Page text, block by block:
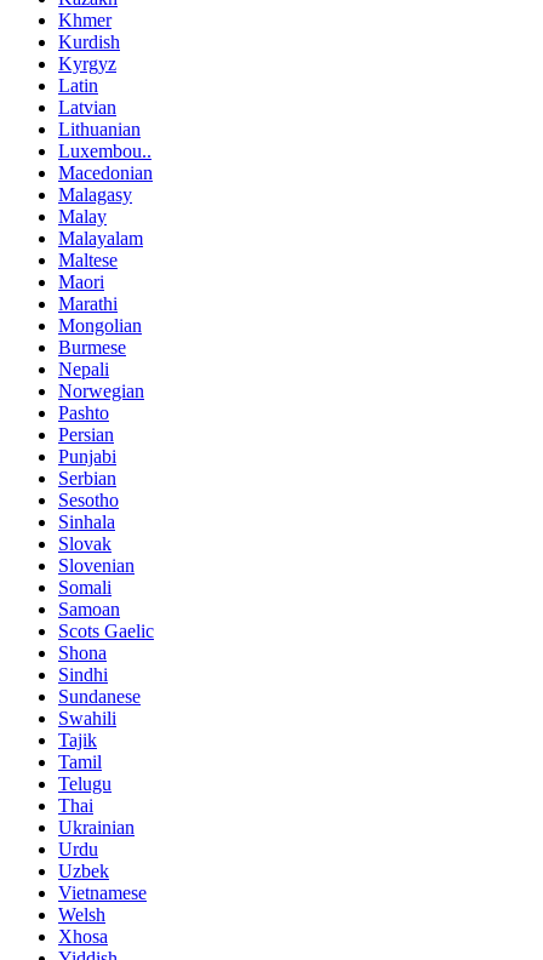
Khmer
Kurdish
Kyrgyz
Latin
Latvian
Lithuanian
Luxembou..
Macedonian
Malagasy
Malay
Malayalam
Maltese
Maori
Marathi
Mongolian
Burmese
Nepali
Norwegian
Pashto
Persian
Punjabi
Serbian
Sesotho
Sinhala
Slovak
Slovenian
Somali
Samoan
Scots Gaelic
Shona
Sindhi
Sundanese
Swahili
Tajik
Tamil
Telugu
Thai
Ukrainian
Urdu
Uzbek
Vietnamese
Welsh
Xhosa